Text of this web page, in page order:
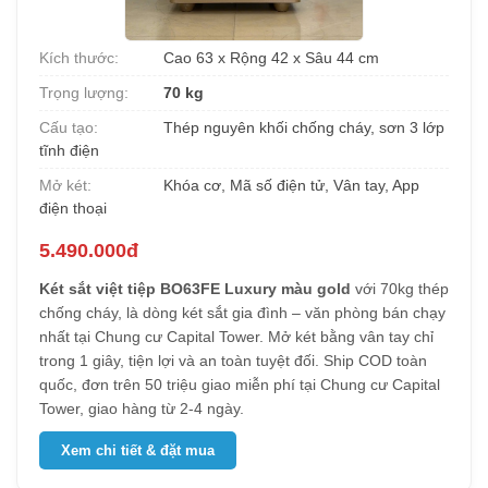
Kích thước:
Cao 63 x Rộng 42 x Sâu 44 cm
Trọng lượng:
70 kg
Cấu tạo:
Thép nguyên khối chống cháy, sơn 3 lớp
tĩnh điện
Mở két:
Khóa cơ, Mã số điện tử, Vân tay, App
điện thoại
5.490.000đ
Két sắt việt tiệp BO63FE Luxury màu gold với 70kg thép
chống cháy, là dòng két sắt gia đình – văn phòng bán chạy
nhất tại Chung cư Capital Tower. Mở két bằng vân tay chỉ
trong 1 giây, tiện lợi và an toàn tuyệt đối. Ship COD toàn
quốc, đơn trên 50 triệu giao miễn phí tại Chung cư Capital
Tower, giao hàng từ 2-4 ngày.
Xem chi tiết & đặt mua